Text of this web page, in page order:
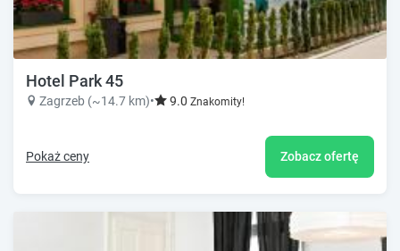
Hotel Park 45
Zagrzeb (~14.7 km)• 9.0 Znakomity!
Pokaż ceny Zobacz ofertę